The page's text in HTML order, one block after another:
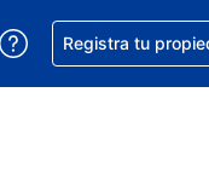
Tu moneda actual
idioma que
Obtener ayuda
Registra tu